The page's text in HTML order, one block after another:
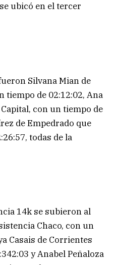
ubicó en el tercer
Silvana Mian de
tiempo de 02:12:02, Ana
con un tiempo de
de Empedrado que
todas de la
14k se subieron al
Chaco, con un
Casais de Corrientes
y Anabel Peñaloza